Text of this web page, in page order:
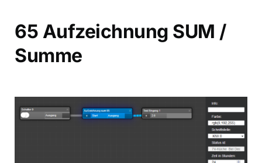
65 Aufzeichnung SUM /
Summe